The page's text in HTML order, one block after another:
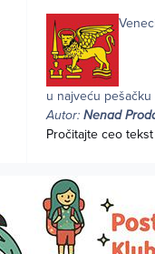
u najveću
Autor: Nenad
Pročitajte ceo tekst